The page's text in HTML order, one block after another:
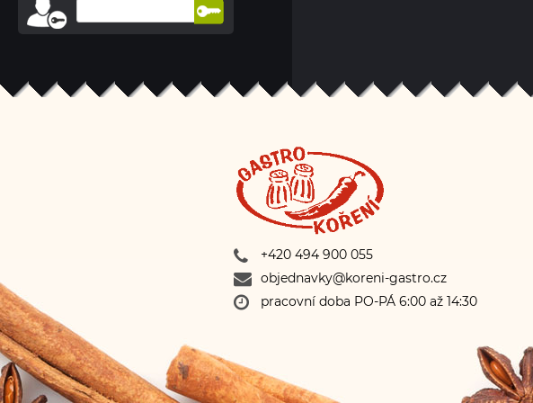
+420 494 900 055
objednavky@koreni-gastro.cz
pracovní doba PO-PÁ 6:00 až 14:30